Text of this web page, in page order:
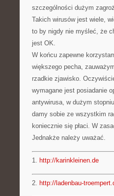
szczególności dużym
Takich wirusów jest wiele,
to by nigdy nie myśleć, że
jest OK.
W końcu zapewne
większego pecha,
rzadkie zjawisko.
wymagane jest posiadanie
antywirusa, w dużym
damy sobie ze wszystkim
koniecznie się płaci. W
Jednakże należy uważać.
1. http://karinkleinen.de
2. http://ladenbau-